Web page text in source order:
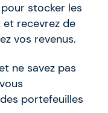
stocker les
et recevrez de
vos revenus.
ne savez pas
portefeuilles